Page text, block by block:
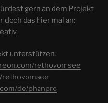
gern an dem Projekt
doch das hier mal an:
unterstützen:
rethovomsee
rethovomsee
de/phanpro